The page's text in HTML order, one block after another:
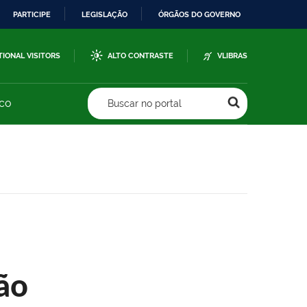
PARTICIPE LEGISLAÇÃO ÓRGÃOS DO GOVERNO
VISITORS ALTO CONTRASTE VLIBRAS
Buscar no portal